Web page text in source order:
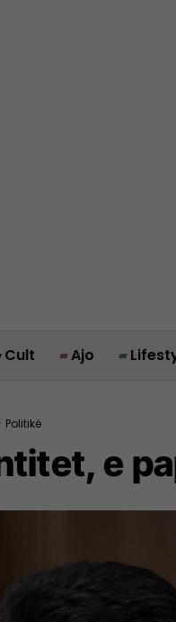
Cult Ajo
Politikë
e